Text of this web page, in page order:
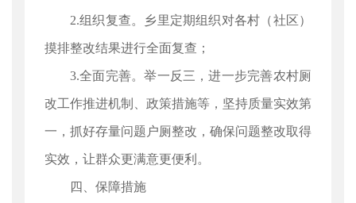
2.组织复查。乡里定期组织对各村（社区）
摸排整改结果进行全面复查；
3.全面完善。举一反三，进一步完善农村厕
改工作推进机制、政策措施等，坚持质量实效第
一，抓好存量问题户厕整改，确保问题整改取得
实效，让群众更满意更便利。
四、保障措施